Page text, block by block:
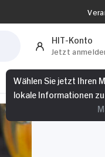
HIT-Konto
Jetzt
Wählen Sie jetzt Ihren
lokale Informationen zu